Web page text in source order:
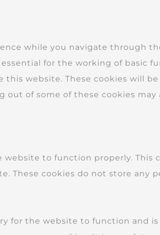
while you navigate through
for the working of basic
website. These cookies will
of some of these cookies may
website to function properly.
These cookies do not store any
for the website to function and